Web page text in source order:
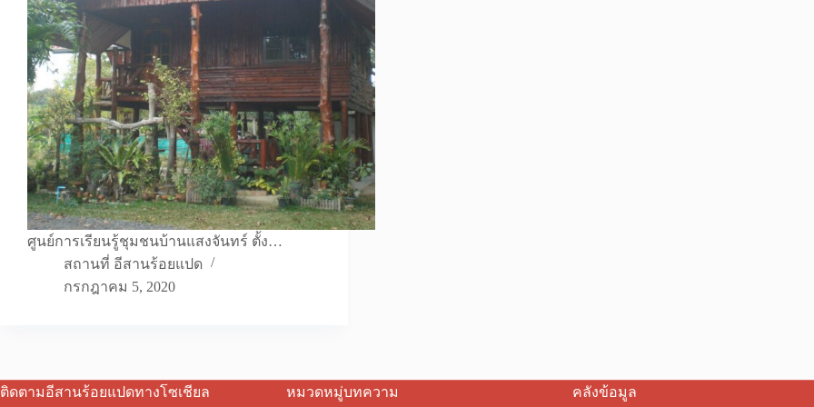
ศูนย์การเรียนรู้ชุมชนบ้านแสงจันทร์ ตั้ง…
สถานที่ อีสานร้อยแปด
กรกฎาคม 5, 2020
ติดตามอีสานร้อยแปดทางโซเชียล หมวดหมู่บทความ คลังข้อมูล